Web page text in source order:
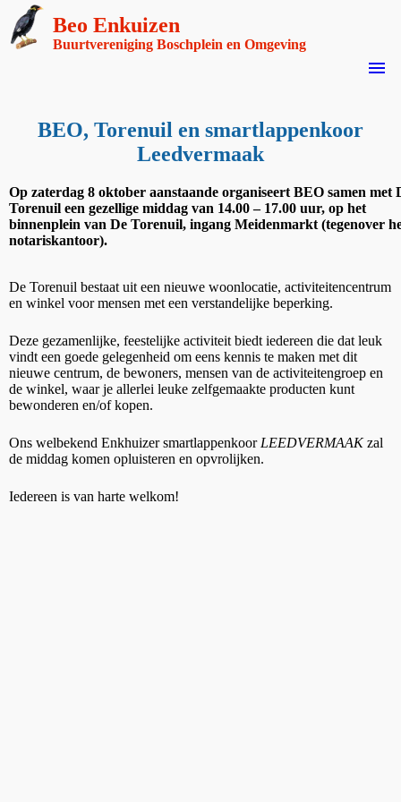
Beo Enkuizen
Buurtvereniging Boschplein en Omgeving
menu
BEO, Torenuil en smartlappenkoor
Leedvermaak
Op zaterdag 8 oktober aanstaande organiseert BEO samen met
Torenuil een gezellige middag van 14.00 – 17.00 uur, op het
binnenplein van De Torenuil, ingang Meidenmarkt (tegenover
notariskantoor).
De Torenuil bestaat uit een nieuwe woonlocatie, activiteitencentrum
en winkel voor mensen met een verstandelijke beperking.
Deze gezamenlijke, feestelijke activiteit biedt iedereen die dat leuk
vindt een goede gelegenheid om eens kennis te maken met dit
nieuwe centrum, de bewoners, mensen van de activiteitengroep en
de winkel, waar je allerlei leuke zelfgemaakte producten kunt
bewonderen en/of kopen.
Ons welbekend Enkhuizer smartlappenkoor LEEDVERMAAKzal
de middag komen opluisteren en opvrolijken.
Iedereen is van harte welkom!